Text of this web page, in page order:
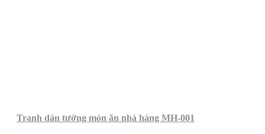
Tranh dán tường món ăn nhà hàng MH-001